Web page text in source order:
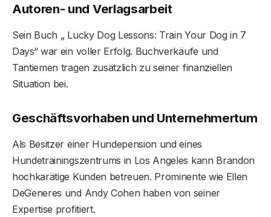
Autoren- und Verlagsarbeit
Sein Buch „ Lucky Dog Lessons: Train Your Dog in 7
Days“ war ein voller Erfolg. Buchverkäufe und
Tantiemen tragen zusätzlich zu seiner finanziellen
Situation bei.
Geschäftsvorhaben und Unternehmertum
Als Besitzer einer Hundepension und eines
Hundetrainingszentrums in Los Angeles kann Brandon
hochkarätige Kunden betreuen. Prominente wie Ellen
DeGeneres und Andy Cohen haben von seiner
Expertise profitiert.